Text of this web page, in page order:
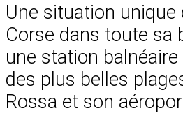
Une situation unique
Corse dans toute sa
une station
des plus belles
Rossa et son